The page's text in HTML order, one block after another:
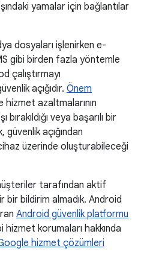
yamalar için bağlantılar
dosyaları işlenirken e-
gibi birden fazla yöntemle
çalıştırmayı
açığıdır. Önem
azaltmalarının
veya başarılı bir
güvenlik açığından
üzerinde oluşturabileceği
tarafından aktif
bildirim almadık. Android
Android güvenlik platformu
hizmet korumaları hakkında
hizmet çözümleri